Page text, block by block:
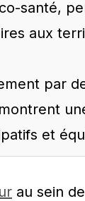
santé,
aux
par
et
au sein